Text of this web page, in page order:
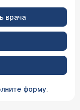
врача
форму.